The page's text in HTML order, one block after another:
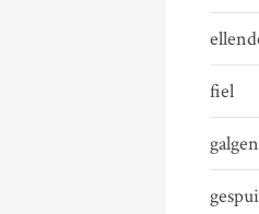
fiel